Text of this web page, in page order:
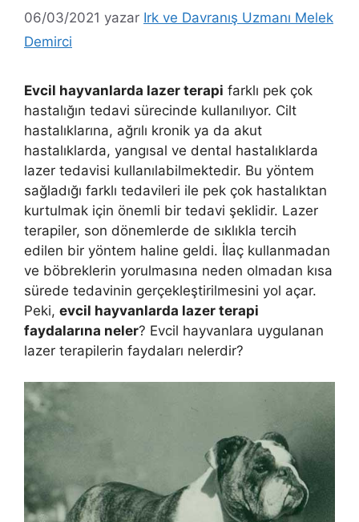
06/03/2021 yazar Irk ve Davranış Uzmanı Melek
Demirci
Evcil hayvanlarda lazer terapi farklı pek çok
hastalığın tedavi sürecinde kullanılıyor. Cilt
hastalıklarına, ağrılı kronik ya da akut
hastalıklarda, yangısal ve dental hastalıklarda
lazer tedavisi kullanılabilmektedir. Bu yöntem
sağladığı farklı tedavileri ile pek çok hastalıktan
kurtulmak için önemli bir tedavi şeklidir. Lazer
terapiler, son dönemlerde de sıklıkla tercih
edilen bir yöntem haline geldi. İlaç kullanmadan
ve böbreklerin yorulmasına neden olmadan kısa
sürede tedavinin gerçekleştirilmesini yol açar.
Peki, evcil hayvanlarda lazer terapi
faydalarına neler? Evcil hayvanlara uygulanan
lazer terapilerin faydaları nelerdir?